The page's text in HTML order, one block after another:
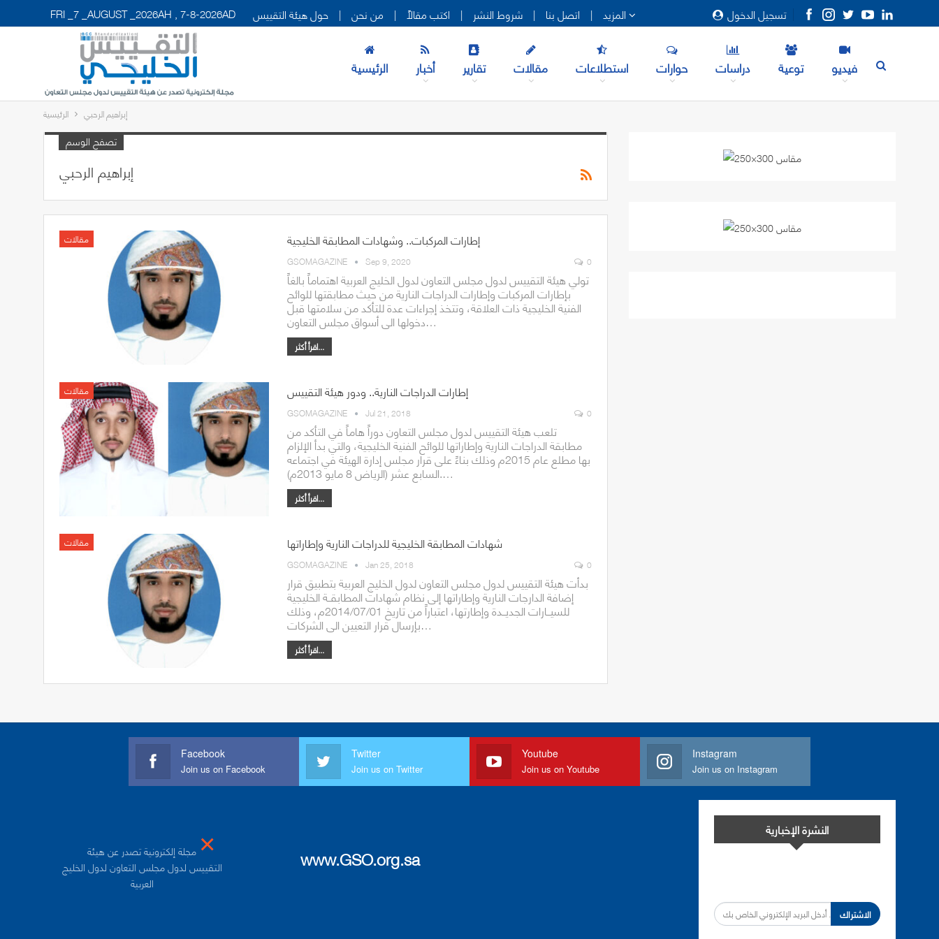
تسجيل الدخول FRI _7 _AUGUST _2026AH , 7-8-2026AD حول هيئة التقييس | من نحن | اكتب مقالاً | شروط النشر | اتصل بنا |
الرئيسية أخبار تقارير مقالات استطلاعات حوارات دراسات توعية فيديو
الرئيسية إبراهيم الرحبي
تصفح الوسم
إبراهيم الرحبي
مقالات إطارات المركبات.. وشهادات المطابقة الخليجية
GSOMAGAZINE Sep 9, 2020 0
تولي هيئة التقييس لدول مجلس التعاون لدول الخليج العربية اهتماماً بالغاً
بإطارات المركبات وإطارات الدراجات النارية من حيث مطابقتها للوائح
الفنية الخليجية ذات العلاقة، وتتخذ إجراءات عدة للتأكد من سلامتها قبل
دخولها الى أسواق مجلس التعاون…
اقرأ أكثر...
مقالات إطارات الدراجات النارية.. ودور هيئة التقييس
GSOMAGAZINE Jul 21, 2018 0
تلعب هيئة التقييس لدول مجلس التعاون دوراً هاماً في التأكد من
مطابقة الدراجات النارية وإطاراتها للوائح الفنية الخليجية، والتي بدأ الإلزام
بها مطلع عام 2015م وذلك بناءً على قرار مجلس إدارة الهيئة في اجتماعه
السابع عشر (الرياض 8 مايو 2013م).…
اقرأ أكثر...
مقالات شهادات المطابقة الخليجية للدراجات النارية وإطاراتها
GSOMAGAZINE Jan 25, 2018 0
بدأت هيئة التقييس لدول مجلس التعاون لدول الخليج العربية بتطبيق قرار
إضافة الدارجات النارية وإطاراتها إلى نظام شهادات المطابقــة الخليجية
للسيــارات الجديــدة وإطارتها، اعتباراً من تاريخ 2014/07/01م، وذلك
بإرسال قرار التعيين الى الشركات…
اقرأ أكثر...
Facebook
Join us on Facebook
Twitter
Join us on Twitter
Youtube
Join us on Youtube
Instagram
Join us on Instagram
مجلة إلكترونية تصدر عن هيئة
التقييس لدول مجلس التعاون لدول الخليج
العربية
www.GSO.org.sa
النشرة الإخبارية
الاشتراك
×